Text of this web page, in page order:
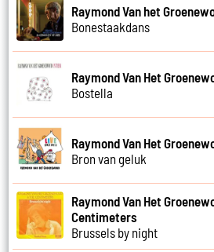
Raymond Van het
Bonestaakdans
Raymond Van Het
Bostella
Raymond Van Het
Bron van geluk
Raymond Van Het
Centimeters
Brussels by night